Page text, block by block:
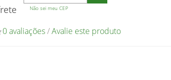
Não sei meu CEP
0 avaliações/Avalie este produto